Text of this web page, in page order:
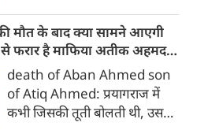
किया है। सरकार ने AI से तैयार कंटेंट
पर स्पष्ट लेबल और पहचान योग्य
मेटाडेटा उपलब्ध कराना अनिवार्य
किया है। साथ ही, सरकारी या
न्यायालय के आदेश के आधार पर
गैरकानूनी जानकारी हटाने की
मौत के बाद क्या सामने आएगी
फरार है माफिया अतीक अहमद
death of Aban Ahmed son
of Atiq Ahmed: प्रयागराज में
कभी जिसकी तूती बोलती थी, उस